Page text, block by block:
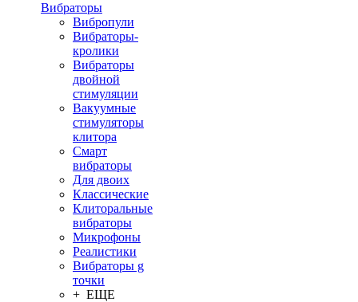
Вибраторы
Вибропули
Вибраторы-
кролики
Вибраторы
двойной
стимуляции
Вакуумные
стимуляторы
клитора
Смарт
вибраторы
Для двоих
Классические
Клиторальные
вибраторы
Микрофоны
Реалистики
Вибраторы g
точки
+ ЕЩЕ